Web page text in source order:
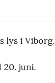
lys i Viborg.
20. juni.